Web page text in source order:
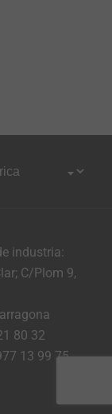
industria:
C/Plom 9,
80 32
13 99 75